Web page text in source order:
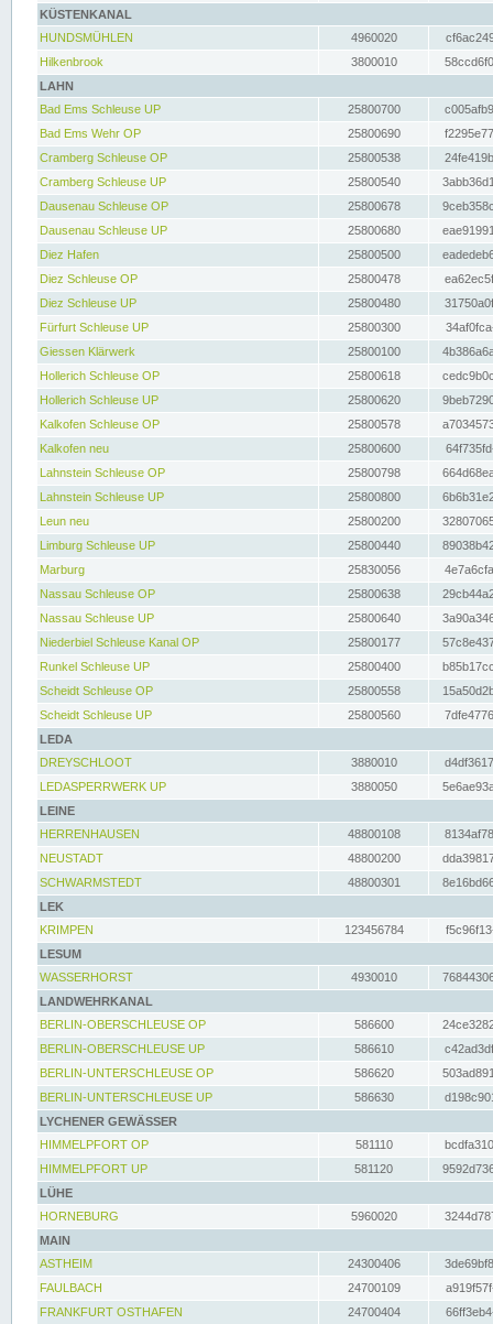
KÜSTENKANAL
HUNDSMÜHLEN
4960020
Hilkenbrook
3800010
LAHN
Bad Ems Schleuse UP
25800700
Bad Ems Wehr OP
25800690
Cramberg Schleuse OP
25800538
Cramberg Schleuse UP
25800540
Dausenau Schleuse OP
25800678
Dausenau Schleuse UP
25800680
Diez Hafen
25800500
Diez Schleuse OP
25800478
Diez Schleuse UP
25800480
Fürfurt Schleuse UP
25800300
Giessen Klärwerk
25800100
Hollerich Schleuse OP
25800618
Hollerich Schleuse UP
25800620
Kalkofen Schleuse OP
25800578
Kalkofen neu
25800600
Lahnstein Schleuse OP
25800798
Lahnstein Schleuse UP
25800800
Leun neu
25800200
Limburg Schleuse UP
25800440
Marburg
25830056
Nassau Schleuse OP
25800638
Nassau Schleuse UP
25800640
Niederbiel Schleuse Kanal OP
25800177
Runkel Schleuse UP
25800400
Scheidt Schleuse OP
25800558
Scheidt Schleuse UP
25800560
LEDA
DREYSCHLOOT
3880010
LEDASPERRWERK UP
3880050
LEINE
HERRENHAUSEN
48800108
NEUSTADT
48800200
SCHWARMSTEDT
48800301
LEK
KRIMPEN
123456784
LESUM
WASSERHORST
4930010
LANDWEHRKANAL
BERLIN-OBERSCHLEUSE OP
586600
BERLIN-OBERSCHLEUSE UP
586610
BERLIN-UNTERSCHLEUSE OP
586620
BERLIN-UNTERSCHLEUSE UP
586630
LYCHENER GEWÄSSER
HIMMELPFORT OP
581110
HIMMELPFORT UP
581120
LÜHE
HORNEBURG
5960020
MAIN
ASTHEIM
24300406
FAULBACH
24700109
FRANKFURT OSTHAFEN
24700404